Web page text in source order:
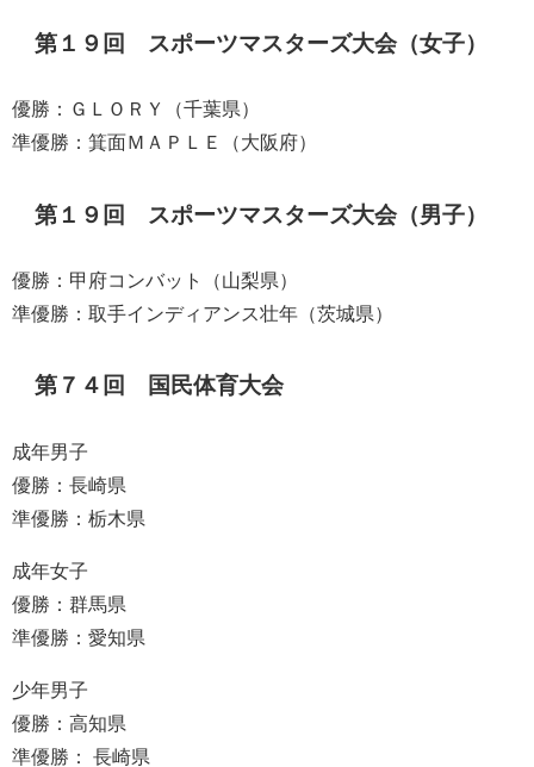
第１９回 スポーツマスターズ大会（女子）
優勝：ＧＬＯＲＹ（千葉県）
準優勝：箕面ＭＡＰＬＥ（大阪府）
第１９回 スポーツマスターズ大会（男子）
優勝：甲府コンバット（山梨県）
準優勝：取手インディアンス壮年（茨城県）
第７４回 国民体育大会
成年男子
優勝：長崎県
準優勝：栃木県
成年女子
優勝：群馬県
準優勝：愛知県
少年男子
優勝：高知県
準優勝： 長崎県